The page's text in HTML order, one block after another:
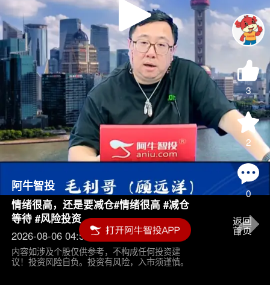
Play
Video
3
2
0
阿牛智投
情绪很高，还是要减仓#情绪很高 #减仓
等待 #风险投资
2026-08-06 04:55
内容如涉及个股仅供参考，不构成任何投资建
议！投资风险自负。投资有风险，入市须谨慎。